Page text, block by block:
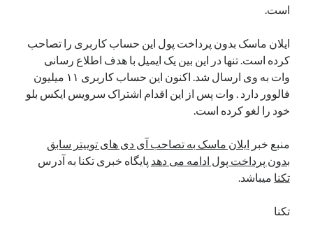
می 2025
آوریل 2025
مارس 2025
فوریه 2025
ژانویه 2025
نوامبر 2024
اکتبر 2024
سپتامبر 2024
است.
ایلان ماسک بدون پرداخت پول این حساب کاربری را تصاحب
کرده است. تنها در این بین یک ایمیل با هدف اطلاع رسانی
وات به وی ارسال شد. اکنون این حساب کاربری ۱۱ میلیون
فالوور دارد . وات پس از این اقدام اشتراک سرویس ایکس بلو
خود را لغو کرده است.
منبع خبر ایلان ماسک به تصاحب آی دی های توییتر سابق
بدون پرداخت پول ادامه می دهد پایگاه خبری تکنا به آدرس
تکنا میباشد.
تکنا